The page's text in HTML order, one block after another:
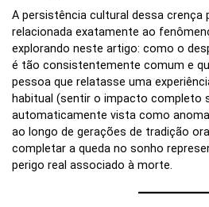
A persistência cultural dessa crença
relacionada exatamente ao
explorando neste artigo: como o
é tão consistentemente comum e
pessoa que relatasse uma
habitual (sentir o impacto completo
automaticamente vista como
ao longo de gerações de tradição
completar a queda no sonho
perigo real associado à morte.